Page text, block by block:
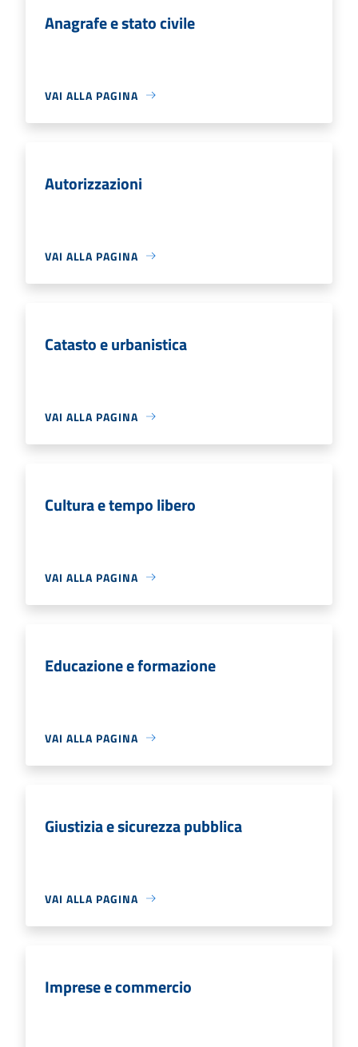
Anagrafe e stato civile
VAI ALLA PAGINA
Autorizzazioni
VAI ALLA PAGINA
Catasto e urbanistica
VAI ALLA PAGINA
Cultura e tempo libero
VAI ALLA PAGINA
Educazione e formazione
VAI ALLA PAGINA
Giustizia e sicurezza pubblica
VAI ALLA PAGINA
Imprese e commercio